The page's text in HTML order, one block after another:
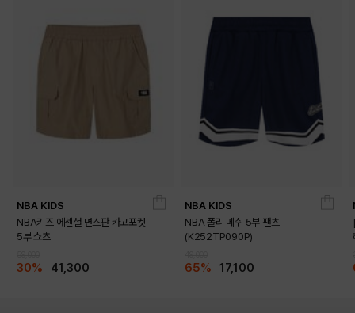
NBA KIDS
NBA키즈 에센셜 면스판 카고포켓
5부 쇼츠
30% 41,300
NBA KIDS
NBA 폴리 메쉬 5부 팬츠
(K252TP090P)
65% 17,100